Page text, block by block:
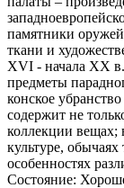
памятники
ткани и
XVI - начала ХХ
предметы
конское
содержит не
коллекции вещах;
культуре,
особенностях
Состояние: